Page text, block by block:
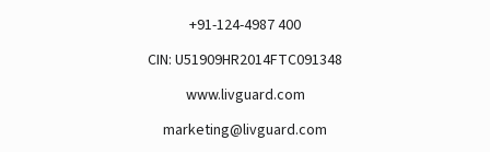
+91-124-4987 400
CIN: U51909HR2014FTC091348
www.livguard.com
marketing@livguard.com